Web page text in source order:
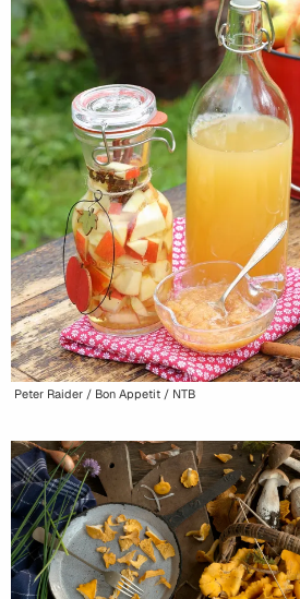
Peter Raider / Bon Appetit / NTB